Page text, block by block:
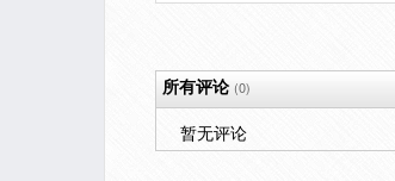
所有评论(0)
暂无评论